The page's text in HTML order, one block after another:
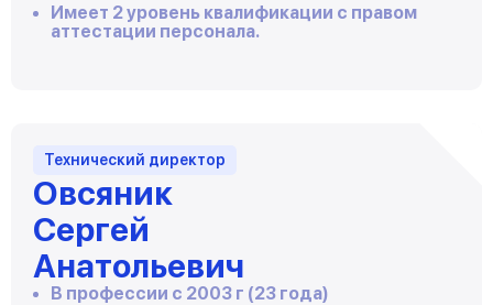
Имеет 2 уровень квалификации с правом
аттестации персонала.
Технический директор
Овсяник
Сергей
Анатольевич
В профессии с 2003 г (23 года)